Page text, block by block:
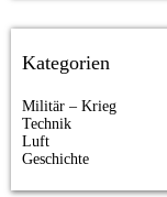
Kategorien
Militär – Krieg
Technik
Luft
Geschichte